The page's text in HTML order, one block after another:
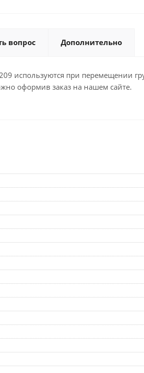
вопрос Дополнительно
используются при перемещении
оформив заказ на нашем сайте.